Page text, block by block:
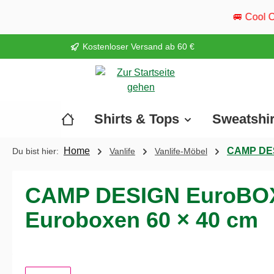
🚐 Cool Camper ist wieder
Kostenloser Versand ab 60 €
Shirts & Tops
Du bist hier: Home Vanlife Vanlife-Möbel CAMP
CAMP DESIGN
Euroboxen 60 × 40 cm